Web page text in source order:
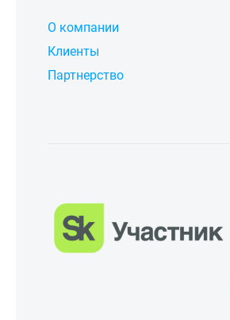
О компании
Клиенты
Партнерство